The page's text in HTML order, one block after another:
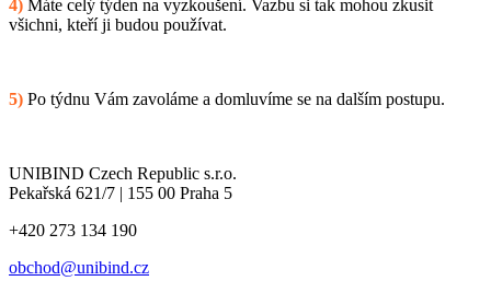
4) Máte celý týden na vyzkoušení. Vazbu si tak mohou zkusit
všichni, kteří ji budou používat.
5) Po týdnu Vám zavoláme a domluvíme se na dalším postupu.
UNIBIND Czech Republic s.r.o.
Pekařská 621/7 | 155 00 Praha 5
+420 273 134 190
obchod@unibind.cz